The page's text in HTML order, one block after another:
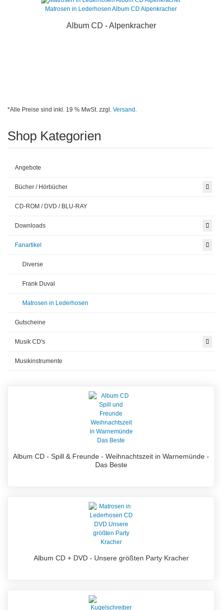
Matrosen in Lederhosen Album CD Alpenkracher
Album CD - Alpenkracher
*Alle Preise sind inkl. 19 % MwSt. zzgl. Versand.
Shop Kategorien
Angebote
Bücher / Hörbücher
CD-ROM / DVD / BLU-RAY
Downloads
Fanartikel
Diverse
Frank Duval
Matrosen in Lederhosen
Gutscheine
Musik CD's
Musikinstrumente
Album CD - Spill & Freunde - Weihnachtszeit in Warnemünde -
Das Beste
Album CD + DVD - Unsere größten Party Kracher